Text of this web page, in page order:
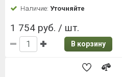
Наличие: Уточняйте
1 754 руб. / шт.
В корзину